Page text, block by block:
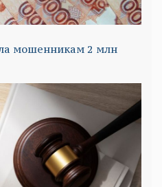
мошенникам 2 млн